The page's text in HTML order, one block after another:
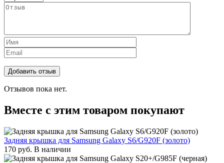
Отзывов пока нет.
Вместе с этим товаром покупают
Задняя крышка для Samsung Galaxy S6/G920F (золото)
170 руб. В наличии